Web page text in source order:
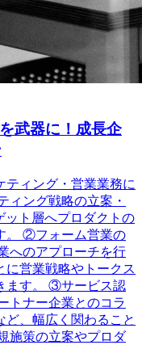
武器に！成長企
ティング・営業業務に
ング戦略の立案・
ット層へプロダクトの
。 ②フォーム営業の
へのアプローチを行
に営業戦略やトークス
ます。 ③サービス認
トナー企業とのコラ
ど、幅広く関わること
施策の立案やプロダ